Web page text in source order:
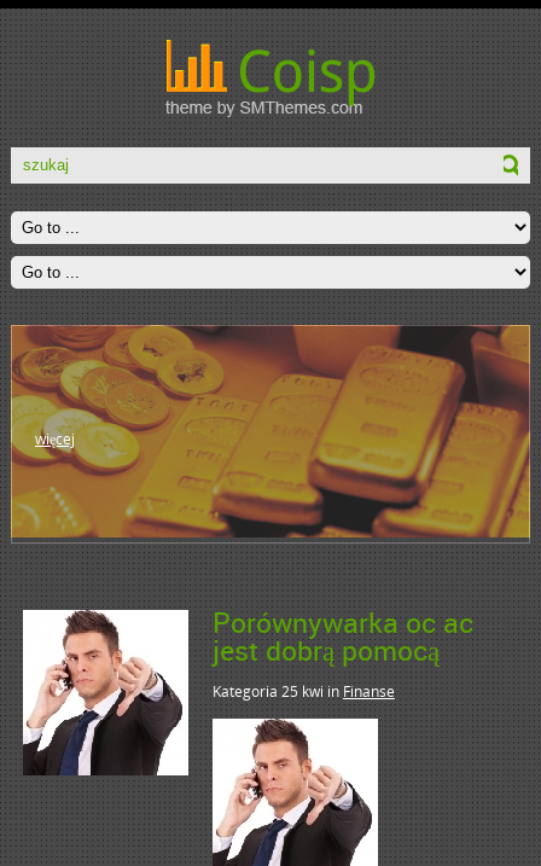
więcej
Porównywarka oc ac
jest dobrą pomocą
Kategoria 25 kwiin Finanse